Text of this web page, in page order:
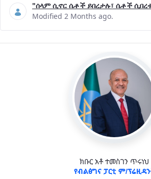
"ሰላም ሲኖር ሴቶች ይበረታሉ፣ ሴቶች
Modified 2 Months ago.
ክቡር አቶ ተመስገን ጥሩነህ
የብልፅግና ፓርቲ ም/